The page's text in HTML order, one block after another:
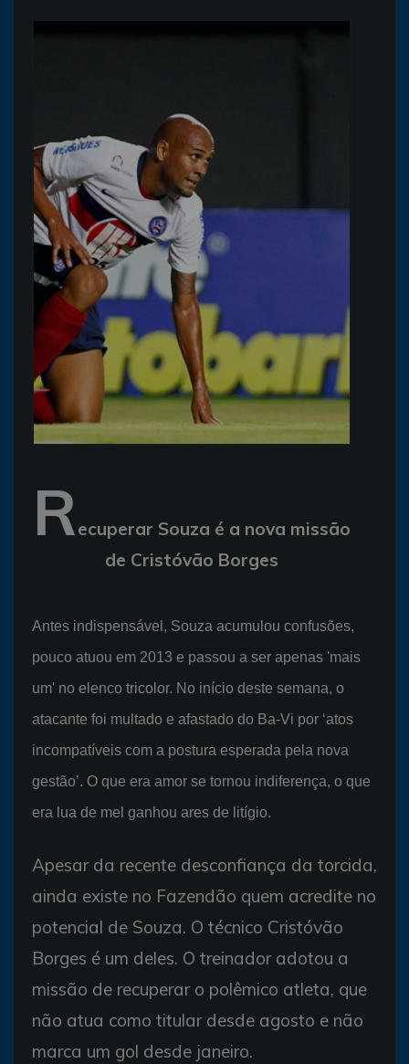
Recuperar Souza é a nova missão
de Cristóvão Borges
Antes indispensável, Souza acumulou confusões,
pouco atuou em 2013 e passou a ser apenas 'mais
um' no elenco tricolor. No início deste semana, o
atacante foi multado e afastado do Ba-Vi por ‘atos
incompatíveis com a postura esperada pela nova
gestão’. O que era amor se tornou indiferença, o que
era lua de mel ganhou ares de litígio.
Apesar da recente desconfiança da torcida,
ainda existe no Fazendão quem acredite no
potencial de Souza. O técnico Cristóvão
Borges é um deles. O treinador adotou a
missão de recuperar o polêmico atleta, que
não atua como titular desde agosto e não
marca um gol desde janeiro.